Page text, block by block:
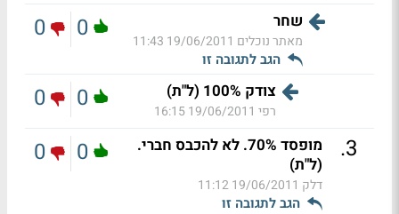
שחר
מאתר נוכלים 19/06/2011 11:43
הגב לתגובה זו
0
0
צודק 100% (ל"ת)
רפי 19/06/2011 16:15
0
0
3
.
מופסד 70%. לא להכבס חברי.
(ל"ת)
דלק 19/06/2011 11:12
הגב לתגובה זו
0
0